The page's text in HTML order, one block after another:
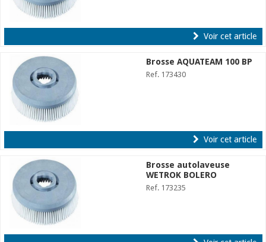
Voir cet article
Brosse AQUATEAM 100 BP
Ref. 173430
Voir cet article
Brosse autolaveuse
WETROK BOLERO
Ref. 173235